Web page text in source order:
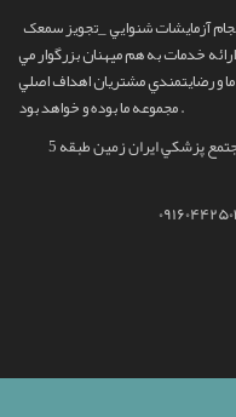
آزمايشات شنوايي _تجويز سمعک
خدمات به هم ميهنان بزرگوار مي
و رضايتمندي مشتريان اهداف اصلي
مجموعه ما بوده و خواهد بود ‌.